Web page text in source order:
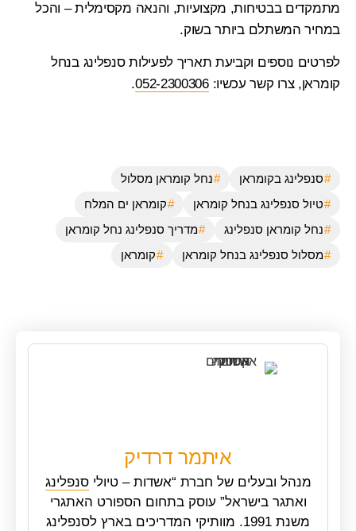
מתמקדים בבטיחות, מקצועיות, והנאה מקסימלית – והכל
במחיר המשתלם ביותר בשוק.
לפרטים נוספים וקביעת תאריך לפעילות סנפלינג בנחל
קומראן, צרו קשר עכשיו:052-2300306
.
סנפלינג בקומראן
נחל קומראן מסלול
טיול סנפלינג בנחל קומראן
קומראן ים המלח
נחל קומראן סנפלינג
מדריך סנפלינג נחל קומראן
מסלול סנפלינג בנחל קומראן
קומראן
איתמר דרדיק
מנהל ובעלים של חברת “אשדות – טיוליסנפלינג
ואתגר בישראל” עוסק בתחום הספורט האתגרי
משנת 1991. מוותיקי המדריכים בארץ לסנפלינג